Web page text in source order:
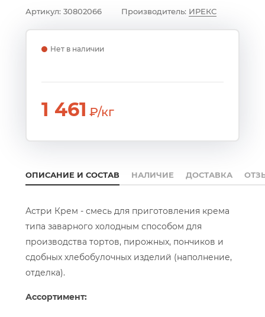
Артикул: 30802066 Производитель: ИРЕКС
Нет в наличии
1 461₽/кг
ОПИСАНИЕ И СОСТАВ НАЛИЧИЕ ДОСТАВКА
Астри Крем - смесь для приготовления крема
типа заварного холодным способом для
производства тортов, пирожных, пончиков и
сдобных хлебобулочных изделий (наполнение,
отделка).
Ассортимент: